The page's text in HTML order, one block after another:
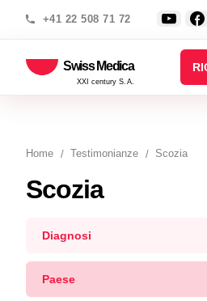
+41 22 508 71 72
Swiss Medica
XXI century S.A.
Home Testimonianze Scozia
Scozia
Diagnosi
Paese